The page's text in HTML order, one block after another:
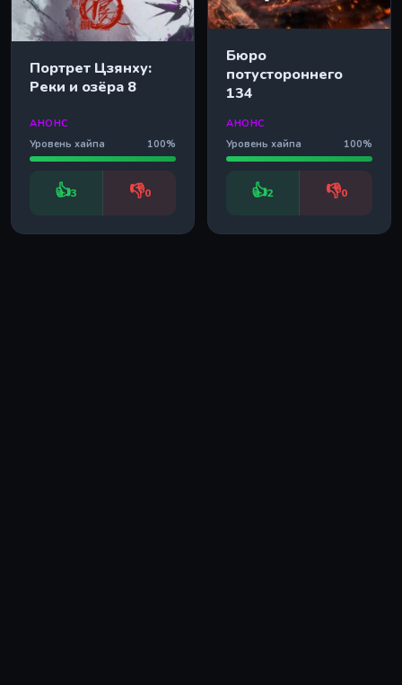
Портрет Цзянху:
Реки и озёра 8
АНОНС
Уровень хайпа
100%
👍3 👎0
Бюро
потустороннего
134
АНОНС
Уровень хайпа
100%
👍2 👎0